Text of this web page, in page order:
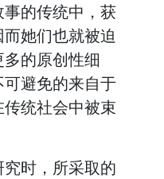
的传统中，获
她们也就被迫
的原创性细
避免的来自于
统社会中被束
时，所采取的